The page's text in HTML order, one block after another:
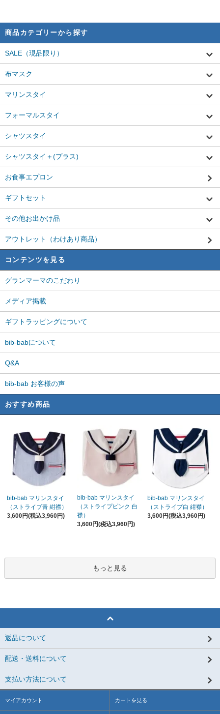
商品カテゴリーから探す
SALE（現品限り）
布マスク
マリンスタイ
フォーマルスタイ
シャツスタイ
シャツスタイ＋(プラス)
お食事エプロン
ギフトセット
その他お出かけ品
アウトレット（わけあり商品）
コンテンツを見る
グランマーマのこだわり
メディア掲載
ギフトラッピングについて
bib-babについて
Q&A
bib-bab お客様の声
おすすめ商品
bib-bab マリンスタイ
（ストライプ青 紺襟）
3,600円(税込3,960円)
bib-bab マリンスタイ
（ストライプピンク 白
襟）
3,600円(税込3,960円)
bib-bab マリンスタイ
（ストライプ白 紺襟）
3,600円(税込3,960円)
もっと見る
返品について
配送・送料について
支払い方法について
マイアカウント カートを見る